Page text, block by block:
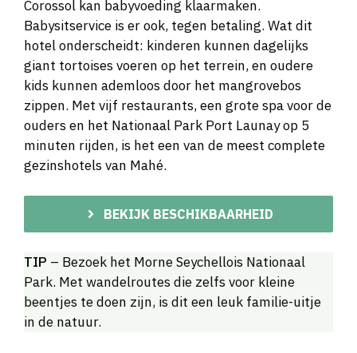
Corossol kan babyvoeding klaarmaken.
Babysitservice is er ook, tegen betaling. Wat dit
hotel onderscheidt: kinderen kunnen dagelijks
giant tortoises voeren op het terrein, en oudere
kids kunnen ademloos door het mangrovebos
zippen. Met vijf restaurants, een grote spa voor de
ouders en het Nationaal Park Port Launay op 5
minuten rijden, is het een van de meest complete
gezinshotels van Mahé.
BEKIJK BESCHIKBAARHEID
TIP – Bezoek het Morne Seychellois Nationaal
Park. Met wandelroutes die zelfs voor kleine
beentjes te doen zijn, is dit een leuk familie-uitje
in de natuur.